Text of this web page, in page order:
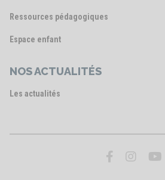
Ressources pédagogiques
Espace enfant
NOS ACTUALITÉS
Les actualités